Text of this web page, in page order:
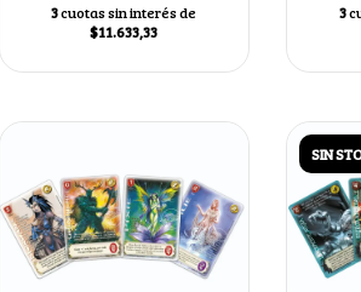
3cuotas sin interés de
$11.633,33
3
SIN